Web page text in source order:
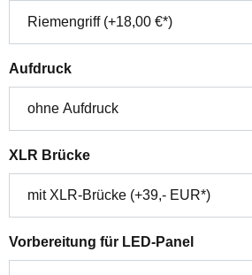
Aufdruckauswählen
XLR Brückeauswählen
Vorbereitung für LED-Panel